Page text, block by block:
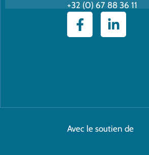
+32 (0) 67 88 36 11
Avec le soutien de